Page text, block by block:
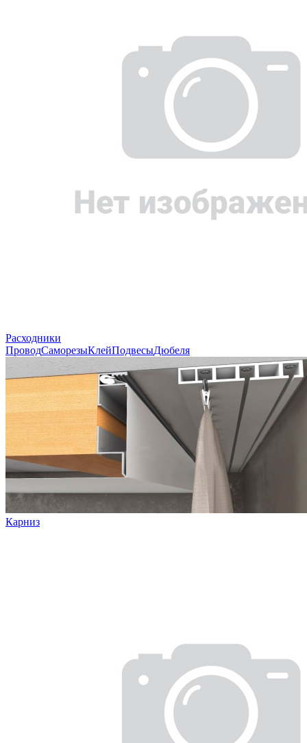
Расходники
ПроводСаморезыКлейПодвесыДюбеля
Карниз